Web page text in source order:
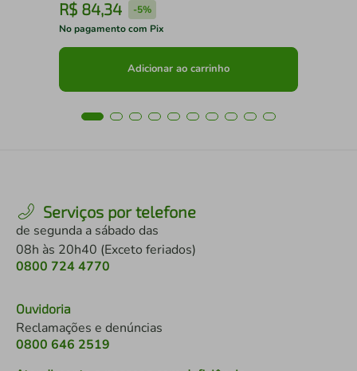
R$ 84,34 -5%
No pagamento com Pix
Adicionar ao carrinho
Serviços por telefone
de segunda a sábado das
08h às 20h40 (Exceto feriados)
0800 724 4770
Ouvidoria
Reclamações e denúncias
0800 646 2519